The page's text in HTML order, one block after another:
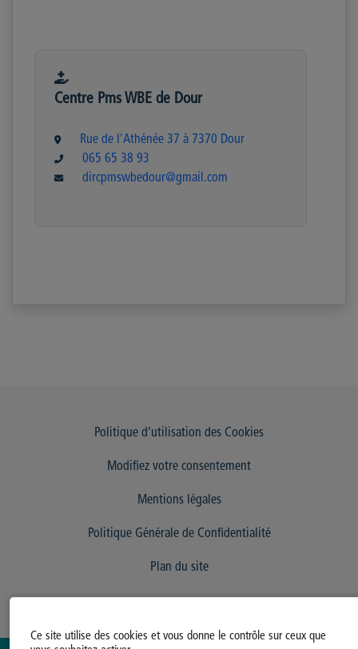
Ce site utilise des cookies et vous donne le contrôle sur ceux que
Centre Pms WBE de Dour
Rue de l'Athénée 37 à 7370 Dour
065 65 38 93
dircpmswbedour@gmail.com
Politique d’utilisation des Cookies
Modifiez votre consentement
Mentions légales
Politique Générale de Confidentialité
Plan du site